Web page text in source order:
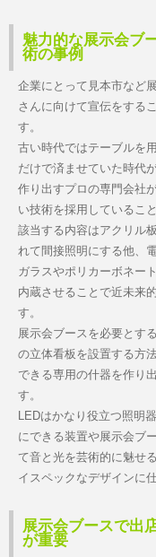
魅力的な展示会ブ
術の事例
企業にとって見本市など
さんに向けて宣伝をする
す。
古い時代ではテーブルを
だけで済ませていた時代
作り出すプロの専門会社
い技術を採用しているこ
該当する内容はアクリル
れて間接照明にする他、
ガラスやポリカーボネー
内蔵させることで近未来
す。
展示会ブースを必要とす
の立体看板を設置する方
できる専用の什器を作り
す。
LEDはかなり役立つ照明
にできる装置や展示会ブ
て音と光を芸術的に魅せ
イスペックなデザインに
展示会ブースで出
が重要